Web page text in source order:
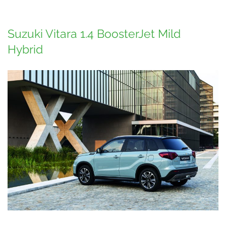
Suzuki Vitara 1.4 BoosterJet Mild
Hybrid